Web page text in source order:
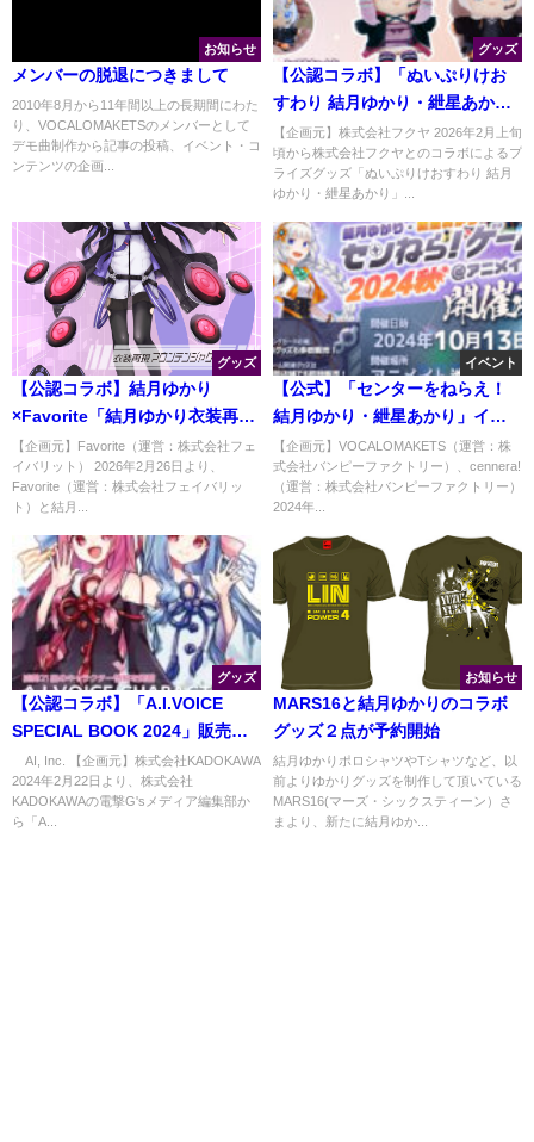
お知らせ
メンバーの脱退につきまして
2010年8月から11年間以上の長期間にわた
り、VOCALOMAKETSのメンバーとして
デモ曲制作から記事の投稿、イベント・コ
ンテンツの企画...
グッズ
【公認コラボ】「ぬいぷりけお
すわり 結月ゆかり・紲星あか
り」再登場決定
【企画元】株式会社フクヤ 2026年2月上旬
頃から株式会社フクヤとのコラボによるプ
ライズグッズ「ぬいぷりけおすわり 結月
ゆかり・紲星あかり」...
グッズ
【公認コラボ】結月ゆかり
×Favorite「結月ゆかり衣装再現
マウンテンジャケット」予約開
始【3/2制作決定】
【企画元】Favorite（運営：株式会社フェ
イバリット） 2026年2月26日より、
Favorite（運営：株式会社フェイバリッ
ト）と結月...
イベント
【公式】「センターをねらえ！
結月ゆかり・紲星あかり」イラ
スト公開
【企画元】VOCALOMAKETS（運営：株
式会社バンピーファクトリー）、cennera!
（運営：株式会社バンピーファクトリー）
2024年...
グッズ
【公認コラボ】「A.I.VOICE
SPECIAL BOOK 2024」販売決
定
©AI, Inc. 【企画元】株式会社KADOKAWA
2024年2月22日より、株式会社
KADOKAWAの電撃G'sメディア編集部か
ら「A...
お知らせ
MARS16と結月ゆかりのコラボ
グッズ２点が予約開始
結月ゆかりポロシャツやTシャツなど、以
前よりゆかりグッズを制作して頂いている
MARS16(マーズ・シックスティーン）さ
まより、新たに結月ゆか...